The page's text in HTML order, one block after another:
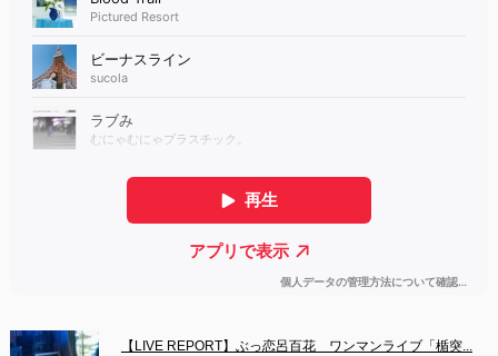
【LIVE REPORT】ぶっ恋呂百花　ワンマンライブ「楯突...